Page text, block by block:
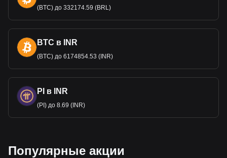
(BTC) до 332174.59 (BRL)
BTC в INR
(BTC) до 6174854.53 (INR)
PI в INR
(PI) до 8.69 (INR)
Популярные акции